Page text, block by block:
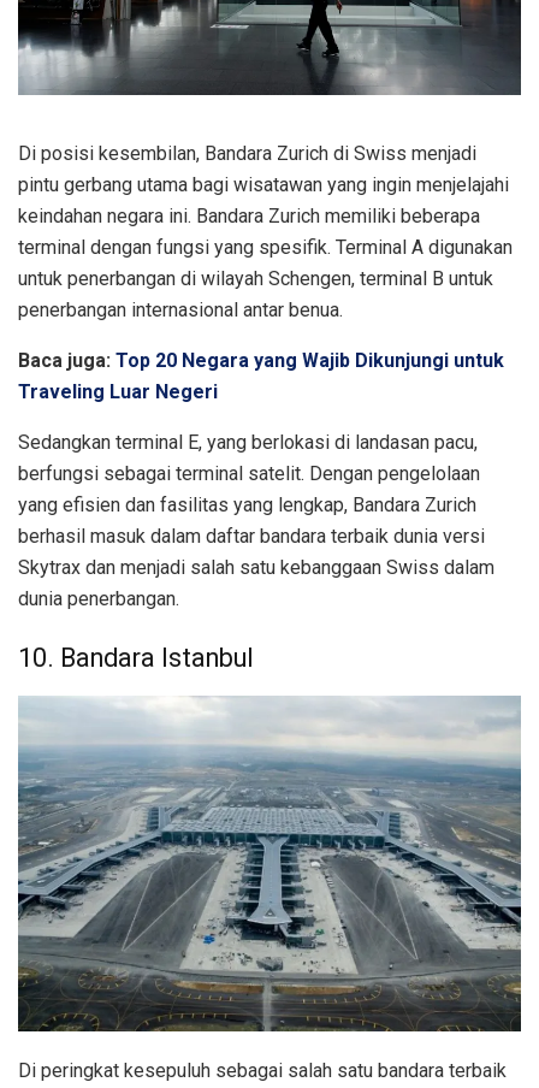
Di posisi kesembilan, Bandara Zurich di Swiss menjadi
pintu gerbang utama bagi wisatawan yang ingin menjelajahi
keindahan negara ini. Bandara Zurich memiliki beberapa
terminal dengan fungsi yang spesifik. Terminal A digunakan
untuk penerbangan di wilayah Schengen, terminal B untuk
penerbangan internasional antar benua.
Baca juga: Top 20 Negara yang Wajib Dikunjungi untuk
Traveling Luar Negeri
Sedangkan terminal E, yang berlokasi di landasan pacu,
berfungsi sebagai terminal satelit. Dengan pengelolaan
yang efisien dan fasilitas yang lengkap, Bandara Zurich
berhasil masuk dalam daftar bandara terbaik dunia versi
Skytrax dan menjadi salah satu kebanggaan Swiss dalam
dunia penerbangan.
10. Bandara Istanbul
Di peringkat kesepuluh sebagai salah satu bandara terbaik